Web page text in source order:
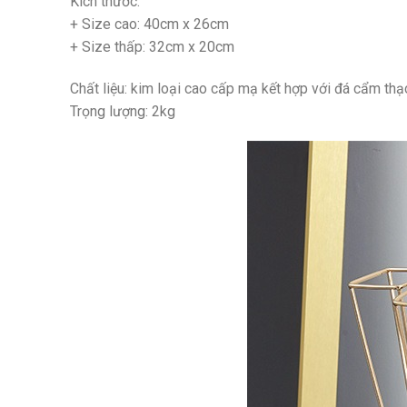
+ Size cao: 40cm x 26cm
+ Size thấp: 32cm x 20cm
Chất liệu: kim loại cao cấp mạ kết hợp với đá cẩm
Trọng lượng: 2kg